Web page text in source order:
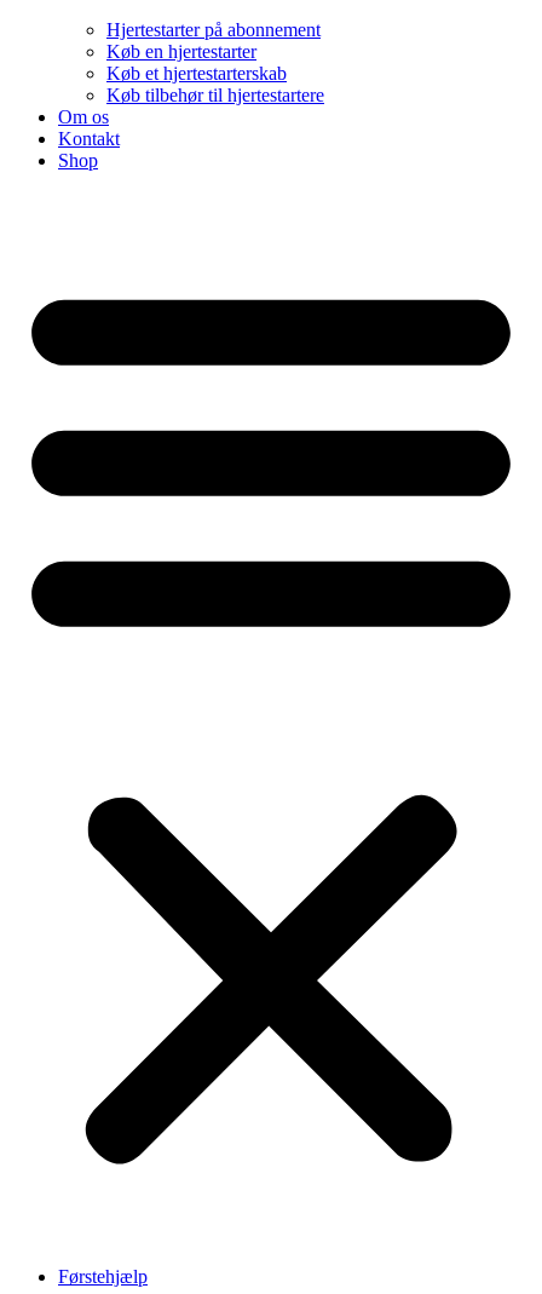
Hjertestarter på abonnement
Køb en hjertestarter
Køb et hjertestarterskab
Køb tilbehør til hjertestartere
Om os
Kontakt
Shop
Førstehjælp